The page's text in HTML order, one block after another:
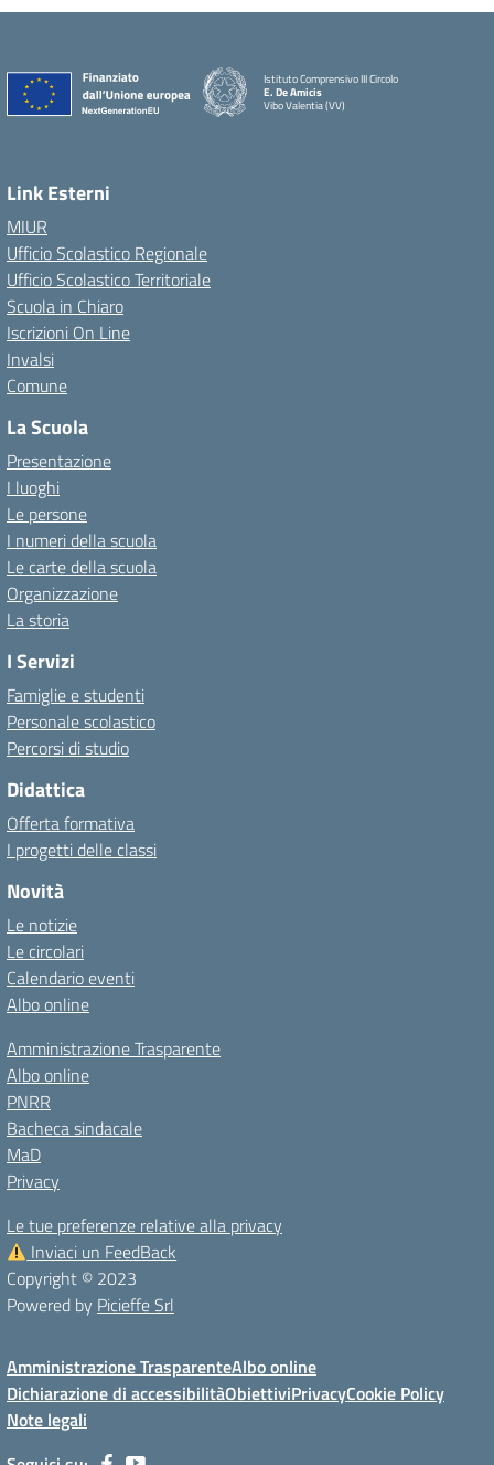
Istituto Comprensivo III Circolo
E. De Amicis
Vibo Valentia (VV)
Link Esterni
MIUR
Ufficio Scolastico Regionale
Ufficio Scolastico Territoriale
Scuola in Chiaro
Iscrizioni On Line
Invalsi
Comune
La Scuola
Presentazione
I luoghi
Le persone
I numeri della scuola
Le carte della scuola
Organizzazione
La storia
I Servizi
Famiglie e studenti
Personale scolastico
Percorsi di studio
Didattica
Offerta formativa
I progetti delle classi
Novità
Le notizie
Le circolari
Calendario eventi
Albo online
Amministrazione Trasparente
Albo online
PNRR
Bacheca sindacale
MaD
Privacy
Le tue preferenze relative alla privacy
Inviaci un FeedBack
Copyright © 2023
Powered by Picieffe Srl
Amministrazione TrasparenteAlbo online
Dichiarazione di accessibilitàObiettiviPrivacyCookie Policy
Note legali